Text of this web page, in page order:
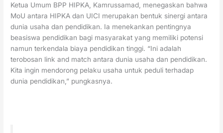
Ketua Umum BPP HIPKA, Kamrussamad, menegaskan bahwa
MoU antara HIPKA dan UICI merupakan bentuk sinergi antara
dunia usaha dan pendidikan. Ia menekankan pentingnya
beasiswa pendidikan bagi masyarakat yang memiliki potensi
namun terkendala biaya pendidikan tinggi. “Ini adalah
terobosan link and match antara dunia usaha dan pendidikan.
Kita ingin mendorong pelaku usaha untuk peduli terhadap
dunia pendidikan,” pungkasnya.